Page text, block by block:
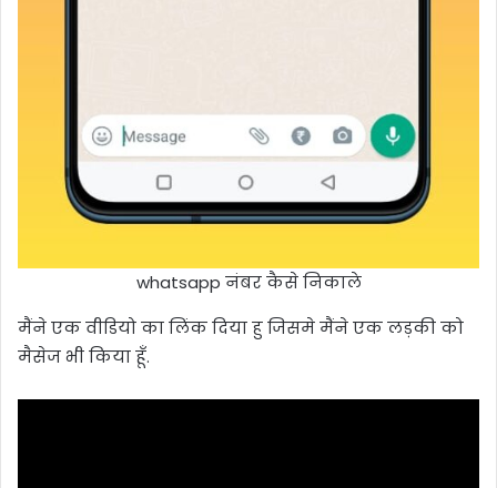
whatsapp नंबर कैसे निकाले
मैंने एक वीडियो का लिंक दिया हु जिसमे मैंने एक लड़की को
मैसेज भी किया हूँ.